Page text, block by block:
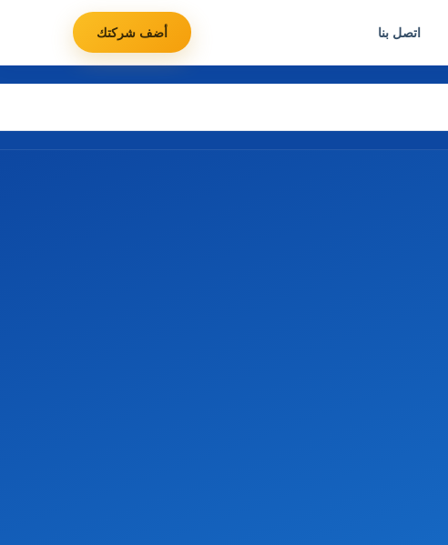
اتصل بنا أضف شركتك